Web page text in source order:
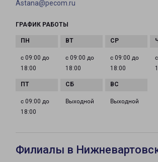
Astana@pecom.ru
ГРАФИК РАБОТЫ
с 09:00 до
18:00
с 09:00 до
18:00
с 09:00 до
18:00
с 09:00 до
18:00
Выходной Выходной
Филиалы в